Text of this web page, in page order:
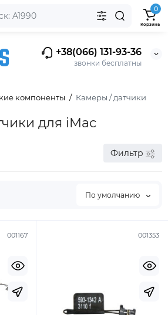
+38(066) 131-93-36
звонки бесплатны
0
Корзина
компоненты Камеры / датчики
для iMac
Фильтр
По умолчанию
001167 001353